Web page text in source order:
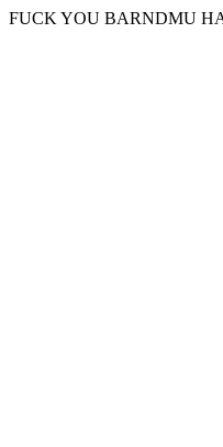
FUCK YOU BARNDMU